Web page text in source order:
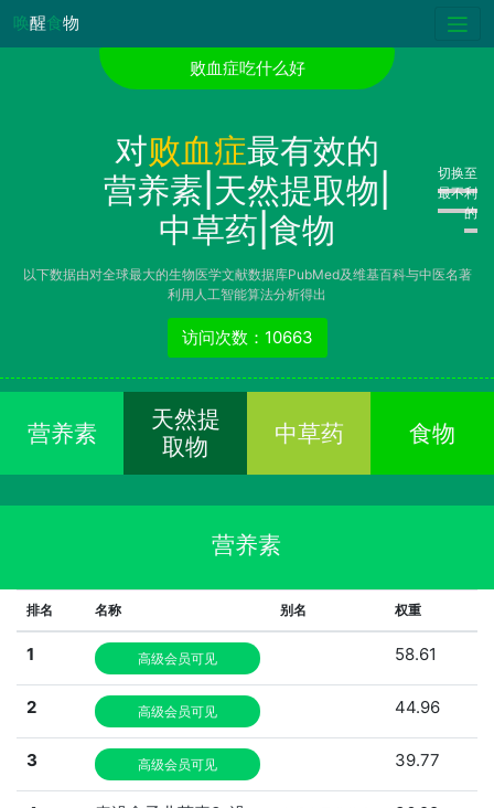
唤醒食物
败血症吃什么好
对败血症最有效的
营养素|天然提取物|
中草药|食物
切换至
最不利
的
以下数据由对全球最大的生物医学文献数据库PubMed及维基百科与中医名著
利用人工智能算法分析得出
访问次数：10663
营养素
天然提
取物
中草药 食物
营养素
排名 名称 别名 权重
1 高级会员可见 58.61
2 高级会员可见 44.96
3 高级会员可见 39.77